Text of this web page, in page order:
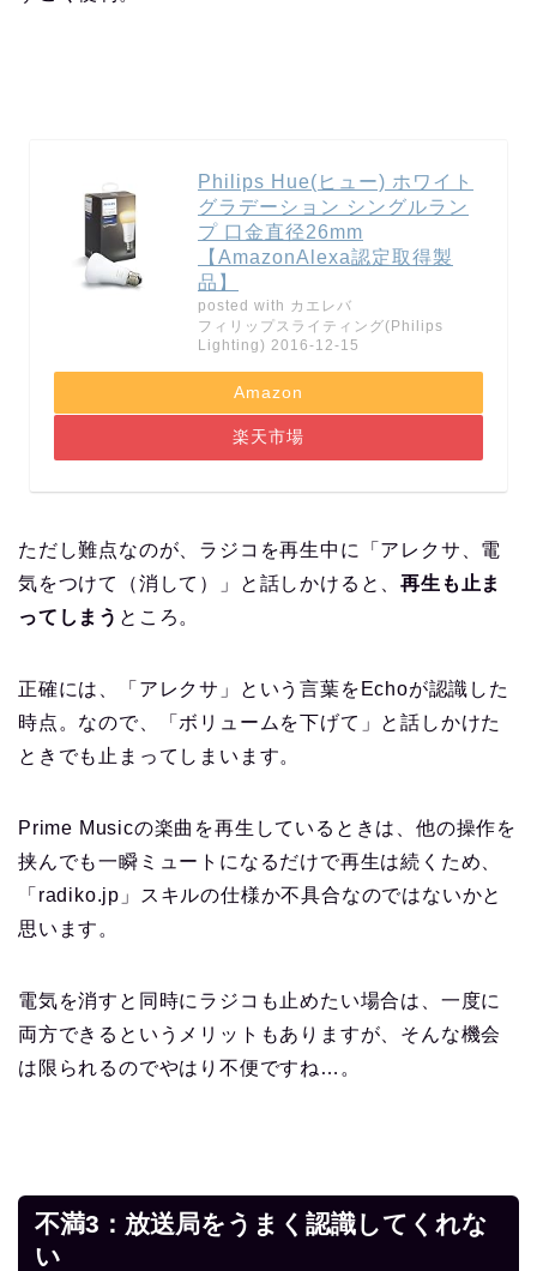
Philips Hue(ヒュー) ホワイト
グラデーション シングルラン
プ 口金直径26mm
【AmazonAlexa認定取得製
品】
posted with カエレバ
フィリップスライティング(Philips
Lighting) 2016-12-15
Amazon
楽天市場
ただし難点なのが、ラジコを再生中に「アレクサ、電
気をつけて（消して）」と話しかけると、再生も止ま
ってしまう ところ。
正確には、「アレクサ」という言葉をEchoが認識した
時点。なので、「ボリュームを下げて」と話しかけた
ときでも止まってしまいます。
Prime Musicの楽曲を再生しているときは、他の操作を
挟んでも一瞬ミュートになるだけで再生は続くため、
「radiko.jp」スキルの仕様か不具合なのではないかと
思います。
電気を消すと同時にラジコも止めたい場合は、一度に
両方できるというメリットもありますが、そんな機会
は限られるのでやはり不便ですね…。
不満3：放送局をうまく認識してくれな
い